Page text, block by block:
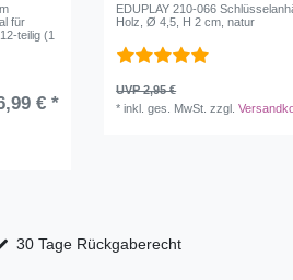
für
teilig (1
€ *
EDUPLAY 210-066
Holz, Ø 4,5, H 2 cm, natur
UVP 2,95 €
*inkl. ges. MwSt. zzgl.
30 Tage Rückgaberecht